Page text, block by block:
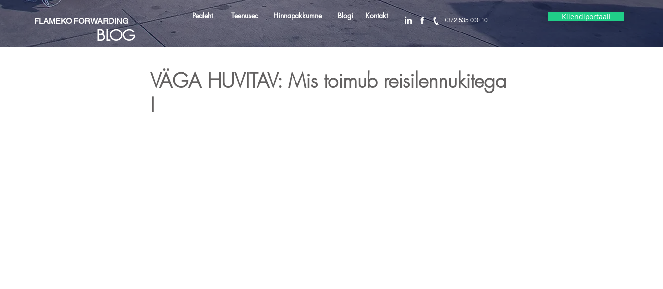
Home Services Rate request Contact REQUEST QUOTE
BLOG
Pealeht Teenused Hinnapakkumne Blogi Kontakt Kliendiportaali
VÄGA HUVITAV: Mis toimub reisilennukitega
I
+372 535 000 10
FLAMEKO FORWARDING